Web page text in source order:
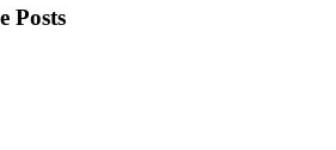
Posts